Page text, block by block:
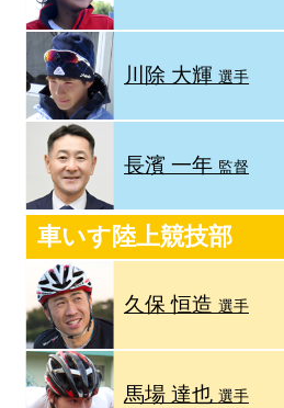
川除 大輝選手
長濱 一年 監督
車いす陸上競技部
久保 恒造 選手
馬場 達也 選手